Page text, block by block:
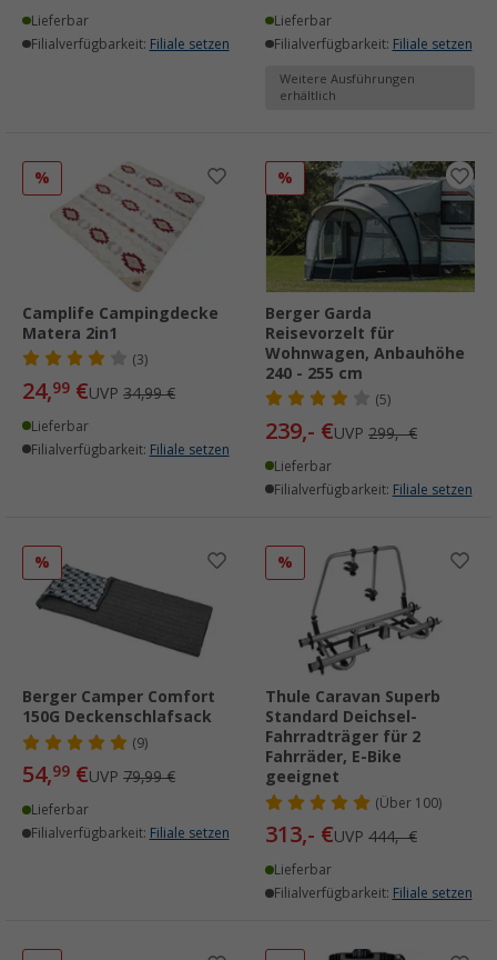
Lieferbar
Filialverfügbarkeit: Filiale setzen
Lieferbar
Filialverfügbarkeit: Filiale setzen
Weitere Ausführungen
erhältlich
%
Camplife Campingdecke
Matera 2in1
(3)
24,99 €UVP 34,99 €
Lieferbar
Filialverfügbarkeit: Filiale setzen
%
Berger Garda
Reisevorzelt für
Wohnwagen, Anbauhöhe
240 - 255 cm
(5)
239,- €UVP 299,- €
Lieferbar
Filialverfügbarkeit: Filiale setzen
%
Berger Camper Comfort
150G Deckenschlafsack
(9)
54,99 €UVP 79,99 €
Lieferbar
Filialverfügbarkeit: Filiale setzen
%
Thule Caravan Superb
Standard Deichsel-
Fahrradträger für 2
Fahrräder, E-Bike
geeignet
(Über100)
313,- €UVP 444,- €
Lieferbar
Filialverfügbarkeit: Filiale setzen